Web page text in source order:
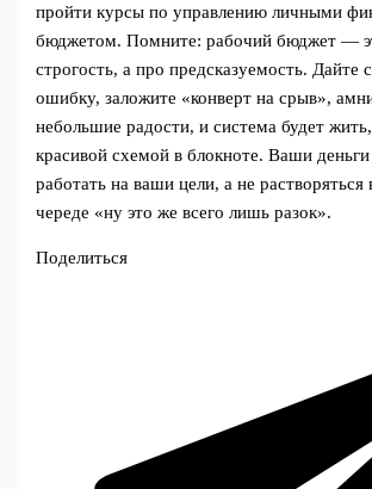
пройти курсы по управлению личными
бюджетом. Помните: рабочий бюджет —
строгость, а про предсказуемость. Дайте
ошибку, заложите «конверт на срыв»,
небольшие радости, и система будет
красивой схемой в блокноте. Ваши
работать на ваши цели, а не растворяться
череде «ну это же всего лишь разок».
Поделиться